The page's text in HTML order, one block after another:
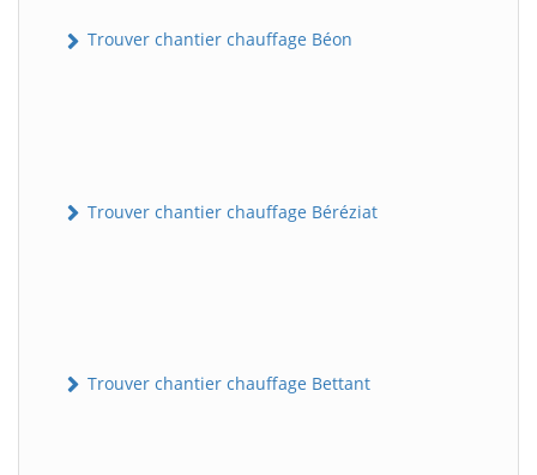
Trouver chantier chauffage Béon
Trouver chantier chauffage Béréziat
Trouver chantier chauffage Bettant